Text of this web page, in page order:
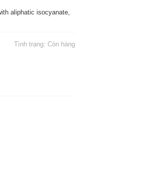
aliphatic isocyanate,
Tình trạng: Còn hàng